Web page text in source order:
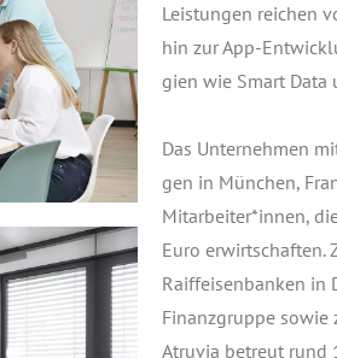
Leis­tun­gen rei­chen
hin zur App-
gien wie Smart Data
Das Unter­neh­men
gen in Mün­chen,
Mitarbeiter*innen,
Euro erwirt­schaf­ten.
Raiff­ei­sen­ban­ken in
Finanz­grup­pe sowie
Atru­via betreut rund